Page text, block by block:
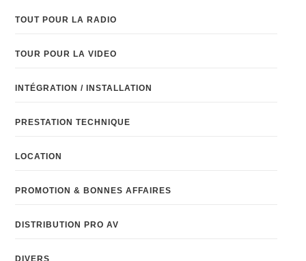
TOUT POUR LA RADIO
TOUR POUR LA VIDEO
INTÉGRATION / INSTALLATION
PRESTATION TECHNIQUE
LOCATION
PROMOTION & BONNES AFFAIRES
DISTRIBUTION PRO AV
DIVERS